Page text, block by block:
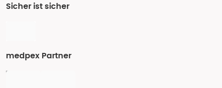
Sicher ist sicher
medpex Partner